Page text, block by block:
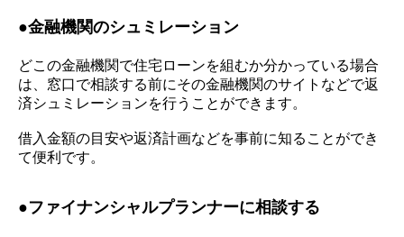
●金融機関のシュミレーション
どこの金融機関で住宅ローンを組むか分かっている場合
は、窓口で相談する前にその金融機関のサイトなどで返
済シュミレーションを行うことができます。
借入金額の目安や返済計画などを事前に知ることができ
て便利です。
●ファイナンシャルプランナーに相談する